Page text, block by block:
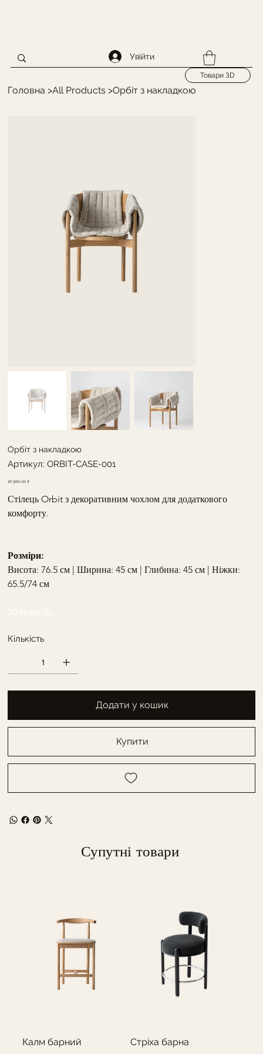
Увійти
Товари ЗD
Головна >All Products >Орбіт з накладкою
Орбіт з накладкою
Артикул: Артикул
ORBIT-
ORBIT-CASE-001
Ціна
16 560,00 ₴
Стілець Orbit з декоративним чохлом для додаткового
комфорту.
Розміри:
Висота: 76.5 см | Ширина: 45 см | Глибина: 45 см | Ніжки:
65.5/74 см
Кількість
Додати у кошик
Купити
Супутні товари
Калм барний Стріха барна